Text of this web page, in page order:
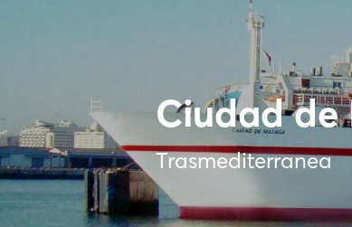
Ciudad de
Trasmediterranea